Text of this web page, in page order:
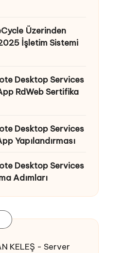
Üzerinden
İşletim Sistemi
Desktop Services
RdWeb Sertifika
Desktop Services
Yapılandırması
Desktop Services
Adımları
KELEŞ -Server